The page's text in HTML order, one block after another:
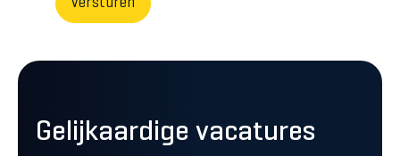
Gelijkaardige vacatures